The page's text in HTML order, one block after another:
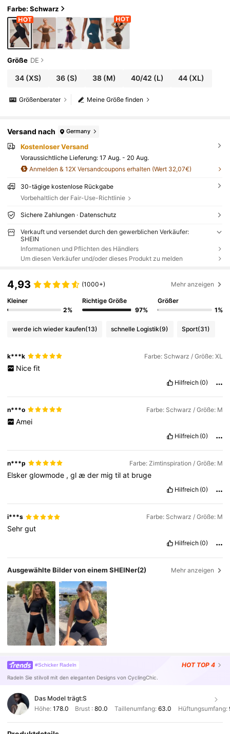
Farbe: Schwarz
Größe DE
34(XS) 36 (S) 38(M) 40/42 (L) 44 (XL)
Meine Größe finden
Größenberater
Versand nach Germany
Kostenloser Versand
Voraussichtliche Lieferung: 17 Aug. - 20 Aug.
Anmelden & 12X Versandcoupons erhalten (Wert 32,07€)
30-tägige kostenlose Rückgabe
Vorbehaltlich der Fair-Use-Richtlinie
Sichere Zahlungen · Datenschutz
Verkauft und versendet durch den gewerblichen Verkäufer:
SHEIN
Informationen und Pflichten des Händlers
Um diesen Verkäufer und/oder dieses Produkt zu melden
4,93 (1000+) Mehr anzeigen
Kleiner
2%
Richtige Größe
97%
Größer
1%
werde ich wieder kaufen(13) schnelle Logistik(9) Sport(31)
k***k Farbe: Schwarz / Größe: XL
Nice fit
Hilfreich (0)
n***o Farbe: Schwarz / Größe: M
Amei
Hilfreich (0)
n***p Farbe: Zimtinspiration / Größe: M
Elskerglowmode ,glæder migtilat bruge
Hilfreich (0)
i***s Farbe: Schwarz / Größe: M
Sehrgut
Hilfreich (0)
Ausgewählte Bilder von einem SHEINer(2) Mehr anzeigen
#Schicker Radeln HOT TOP 4
Radeln Sie stilvoll mit den eleganten Designs von CyclingChic.
Das Model trägt:S
Höhe: 178.0 Brust :80.0 Taillenumfang: 63.0 Hüftungsumfang: